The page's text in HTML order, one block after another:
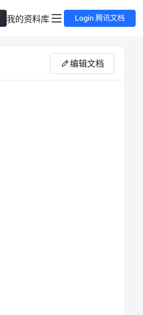
我的资料库 Login 腾讯文档
编辑文档